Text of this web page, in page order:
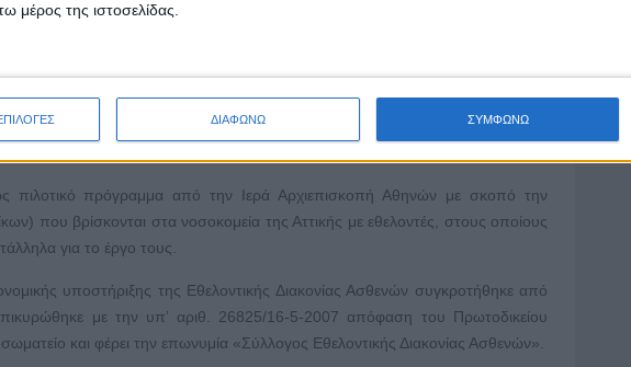
μέρος της ιστοσελίδας.
ΔΙΑΦΩΝΩ ΣΥΜΦΩΝΩ
δράσεων της Διακονίας:
πιλοτικό πρόγραμμα από την Ιερά Αρχιεπισκοπή Αθηνών με σκοπό την
που βρίσκονται στα νοσοκομεία της Αττικής με εθελοντές, στους οποίους
για το έργο τους.
υποστήριξης της Εθελοντικής Διακονίας Ασθενών συγκροτήθηκε από
με την υπ’ αριθ. 26825/16-5-2007 απόφαση του Πρωτοδικείου
και φέρει την επωνυμία «Σύλλογος Εθελοντικής Διακονίας Ασθενών».